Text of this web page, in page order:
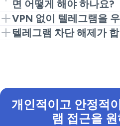
용할 수 있습니다.
가 켜져 있는지 확인하는 것
태를 유지하는 데 유용합니
공용 Wi-Fi, 직장 또는 더 강
히 유용합니다. 텔레그램이
개인 정보를 원하신다면
면 어떻게 해야 하나요?
VeePN과 같은 평판 좋은
런 다음 데스크톱 애플리케
니다. 설치 후 서버에서 텔레
VPN 없이 텔레그램을
일부 사람들은 프록시, 미러
장과 같은 가벼운 도구는 기
VPN 앱은 더 강력한 보호와
램 접근을 제공합니다.
텔레그램 차단 해제가
합니다.
개인적이고 안정적
램 접근을